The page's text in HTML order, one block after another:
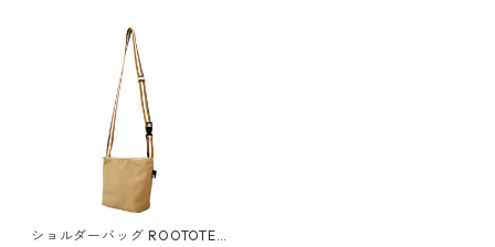
ショルダーバッグ ROOTOTE